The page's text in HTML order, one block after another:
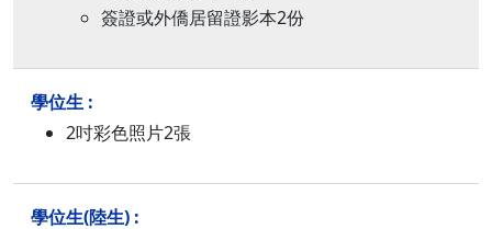
簽證或外僑居留證影本2份
2吋彩色照片2張